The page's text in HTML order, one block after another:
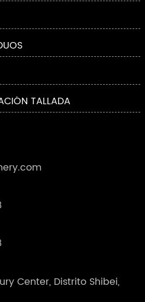
TALLADA
Center, Distrito Shibei,